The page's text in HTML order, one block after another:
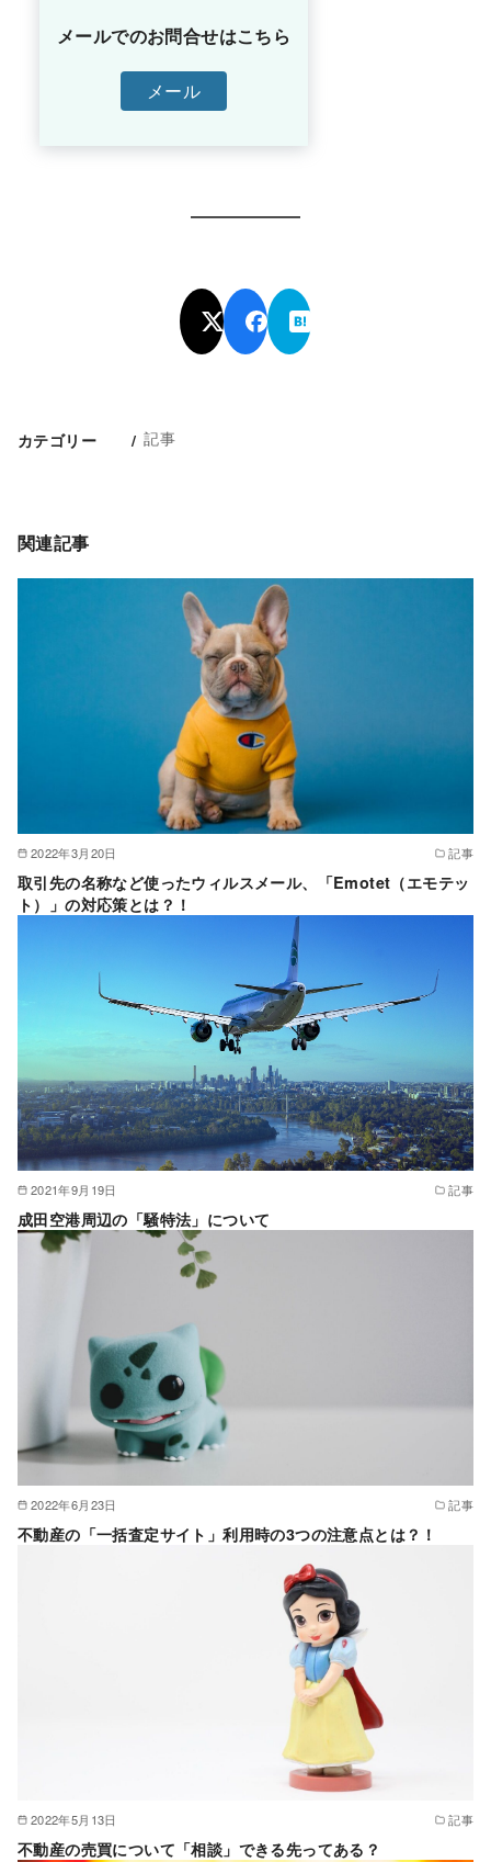
メールでのお問合せはこちら
メール
カテゴリー 記事
関連記事
2022年3月20日 記事
取引先の名称など使ったウィルスメール、「Emotet（エモテッ
ト）」の対応策とは？！
2021年9月19日 記事
成田空港周辺の「騒特法」について
2022年6月23日 記事
不動産の「一括査定サイト」利用時の3つの注意点とは？！
2022年5月13日 記事
不動産の売買について「相談」できる先ってある？